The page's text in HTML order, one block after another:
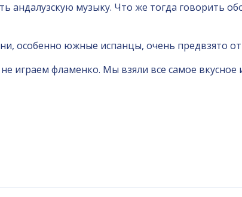
андалузскую музыку. Что же тогда говорить
особенно южные испанцы, очень предвзято
играем фламенко. Мы взяли все самое вкусное